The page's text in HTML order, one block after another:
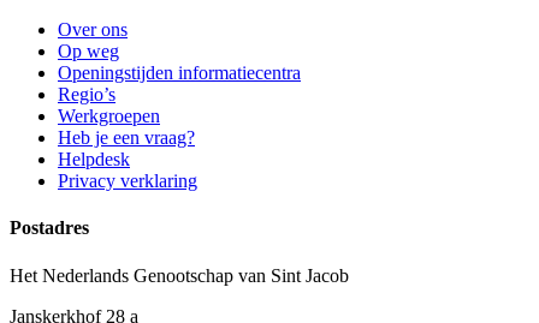
Over ons
Op weg
Openingstijden informatiecentra
Regio’s
Werkgroepen
Heb je een vraag?
Helpdesk
Privacy verklaring
Postadres
Het Nederlands Genootschap van Sint Jacob
Janskerkhof 28 a